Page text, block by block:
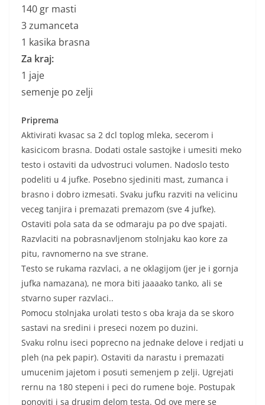
140 gr masti
3 zumanceta
1 kasika brasna
Za kraj:
1 jaje
semenje po zelji
Priprema
Aktivirati kvasac sa 2 dcl toplog mleka, secerom i
kasicicom brasna. Dodati ostale sastojke i umesiti meko
testo i ostaviti da udvostruci volumen. Nadoslo testo
podeliti u 4 jufke. Posebno sjediniti mast, zumanca i
brasno i dobro izmesati. Svaku jufku razviti na velicinu
veceg tanjira i premazati premazom (sve 4 jufke).
Ostaviti pola sata da se odmaraju pa po dve spajati.
Razvlaciti na pobrasnavljenom stolnjaku kao kore za
pitu, ravnomerno na sve strane.
Testo se rukama razvlaci, a ne oklagijom (jer je i gornja
jufka namazana), ne mora biti jaaaako tanko, ali se
stvarno super razvlaci..
Pomocu stolnjaka urolati testo s oba kraja da se skoro
sastavi na sredini i preseci nozem po duzini.
Svaku rolnu iseci poprecno na jednake delove i redjati u
pleh (na pek papir). Ostaviti da narastu i premazati
umucenim jajetom i posuti semenjem p zelji. Ugrejati
rernu na 180 stepeni i peci do rumene boje. Postupak
ponoviti i sa drugim delom testa. Od ove mere se